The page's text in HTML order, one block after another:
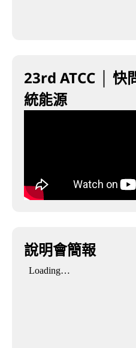
23rd ATCC │ 快
統能源
說明會簡報